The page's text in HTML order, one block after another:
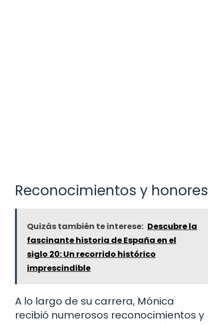
Reconocimientos y honores
Quizás también te interese: Descubre la
fascinante historia de España en el
siglo 20: Un recorrido histórico
imprescindible
A lo largo de su carrera, Mónica
recibió numerosos reconocimientos y